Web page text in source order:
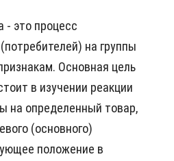
- это процесс
на группы
Основная цель
в изучении реакции
на определенный товар,
(основного)
положение в